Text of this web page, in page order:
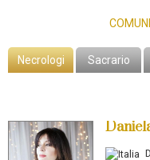
Necrologi Sacrario